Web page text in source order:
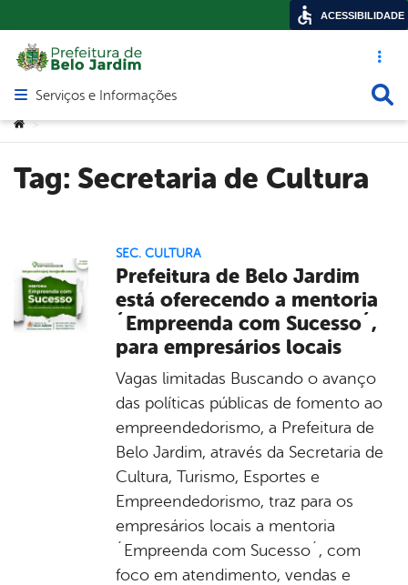
Acesso
Abrir menu principal de navegação
Serviços e Informações
Você está aqui:
>
Tag: Secretaria de Cultura
SEC. CULTURA
Prefeitura de Belo Jardim
está oferecendo a mentoria
´Empreenda com Sucesso´,
para empresários locais
Vagas limitadas Buscando o avanço
das políticas públicas de fomento ao
empreendedorismo, a Prefeitura de
Belo Jardim, através da Secretaria de
Cultura, Turismo, Esportes e
Empreendedorismo, traz para os
empresários locais a mentoria
´Empreenda com Sucesso´, com
foco em atendimento, vendas e
ACESSIBILIDADE